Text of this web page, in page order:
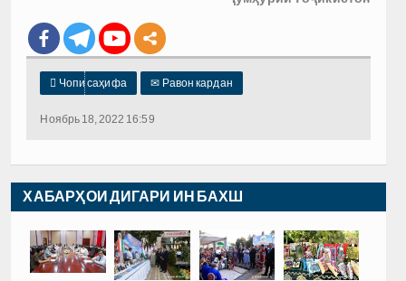
 Чопи саҳифа ✉ Равон кардан
Ноябрь 18, 2022 16:59
ХАБАРҲОИ ДИГАРИ ИН БАХШ